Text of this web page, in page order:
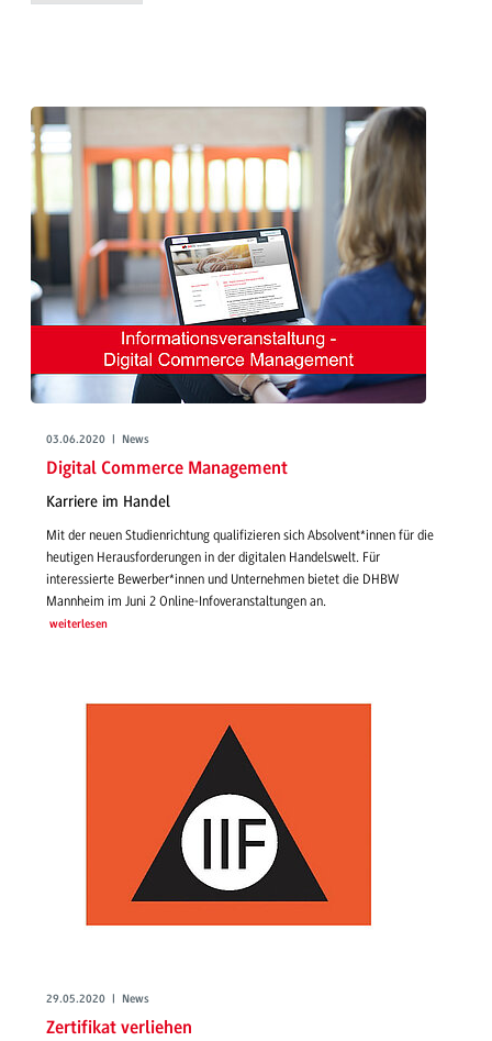
03.06.2020 | News
Digital Commerce Management
Karriere im Handel
Mit der neuen Studienrichtung qualifizieren sich Absolvent*innen für die
heutigen Herausforderungen in der digitalen Handelswelt. Für
interessierte Bewerber*innen und Unternehmen bietet die DHBW
Mannheim im Juni 2 Online-Infoveranstaltungen an.
weiterlesen
29.05.2020 | News
Zertifikat verliehen